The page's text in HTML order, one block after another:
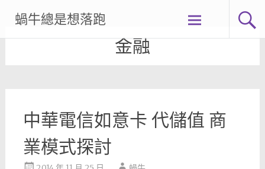
content
蝸牛總是想落跑
金融
中華電信如意卡 代儲值 商
業模式探討